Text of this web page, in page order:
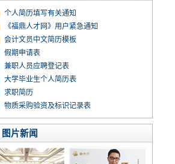
个人简历填写有关通知
《福鼎人才网》用户紧急通知
会计文员中文简历模板
假期申请表
兼职人员应聘登记表
大学毕业生个人简历表
求职简历
物质采购验资及标识记录表
图片新闻